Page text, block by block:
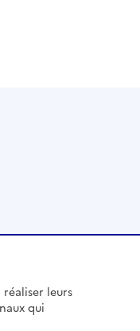
leurs
qui